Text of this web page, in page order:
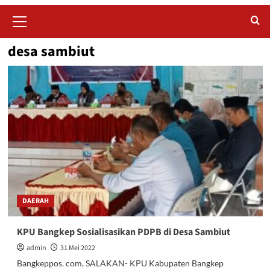
Menu
desa sambiut
DAERAH
KPU Bangkep Sosialisasikan PDPB di Desa Sambiut
admin
31 Mei 2022
Bangkeppos. com, SALAKAN- KPU Kabupaten Bangkep